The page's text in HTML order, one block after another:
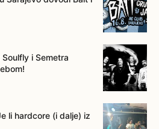
i Semetra
li hardcore (i dalje) iz